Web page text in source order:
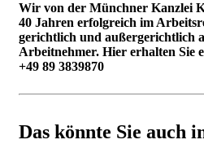
Wir von der Münchner Kanzlei
40 Jahren erfolgreich im
gerichtlich und außergerichtlich
Arbeitnehmer. Hier erhalten Sie
+49 89 3839870
Das könnte Sie auch